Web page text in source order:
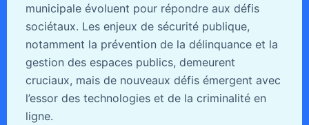
municipale évoluent pour répondre aux défis
sociétaux. Les enjeux de sécurité publique,
notamment la prévention de la délinquance et la
gestion des espaces publics, demeurent
cruciaux, mais de nouveaux défis émergent avec
l’essor des technologies et de la criminalité en
ligne.